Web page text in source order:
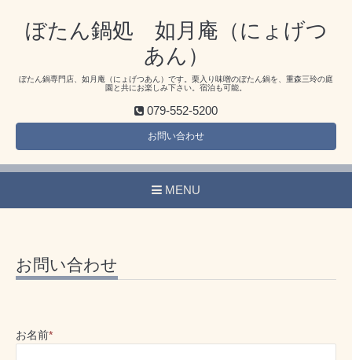
ぼたん鍋処 如月庵（にょげつ
あん）
ぼたん鍋専門店、如月庵（にょげつあん）です。栗入り味噌のぼたん鍋を、重森三玲の庭
園と共にお楽しみ下さい。宿泊も可能。
079-552-5200
お問い合わせ
MENU
お問い合わせ
お名前*